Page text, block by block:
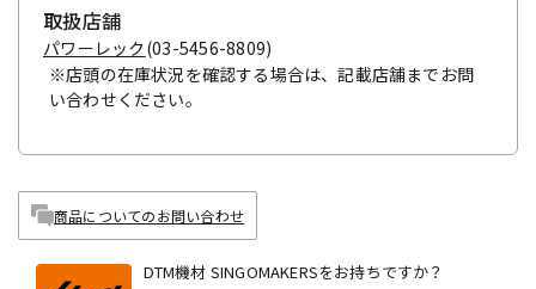
取扱店舗
パワーレック (03-5456-8809)
※店頭の在庫状況を確認する場合は、記載店舗までお問
い合わせください。
商品についてのお問い合わせ
DTM機材 SINGOMAKERSをお持ちですか？